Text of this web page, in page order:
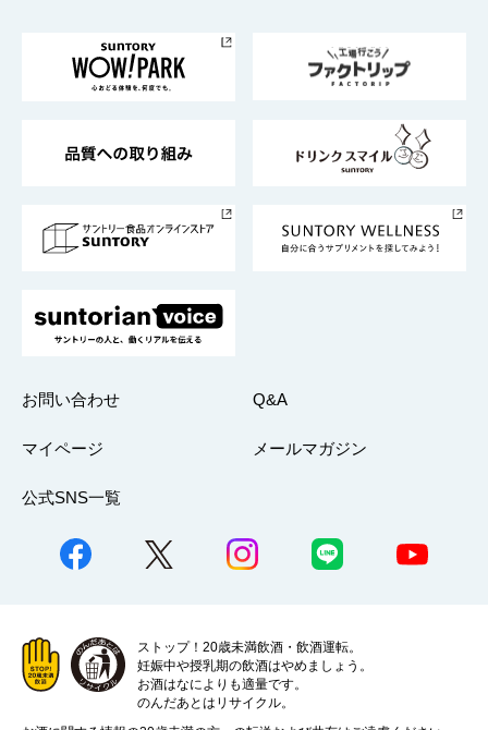
地域情報
サントリーサンバーズ大阪
サントリーが考えるサステナビリティ経営
企業概要
採用情報
お問い合わせ Q&A
マイページ メールマガジン
公式SNS一覧
ストップ！20歳未満飲酒・飲酒運転。
妊娠中や授乳期の飲酒はやめましょう。
お酒はなによりも適量です。
のんだあとはリサイクル。